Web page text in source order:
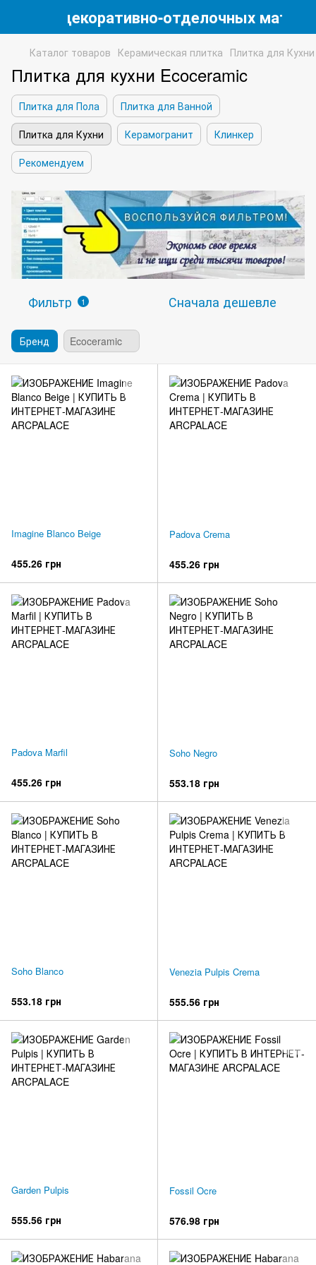
декоративно-отделочных
Каталог товаров Керамическая плитка Плитка для Кухни
Плитка для кухни Ecoceramic
Плитка для Пола
Плитка для Ванной
Плитка для Кухни
Керамогранит
Клинкер
Рекомендуем
Фильтр 1 Сначала дешевле
Бренд Ecoceramic
Imagine Blanco Beige
455.26 грн
Padova Crema
455.26 грн
Padova Marfil
455.26 грн
Soho Negro
553.18 грн
Soho Blanco
553.18 грн
Venezia Pulpis Crema
555.56 грн
Garden Pulpis
555.56 грн
Fossil Ocre
576.98 грн